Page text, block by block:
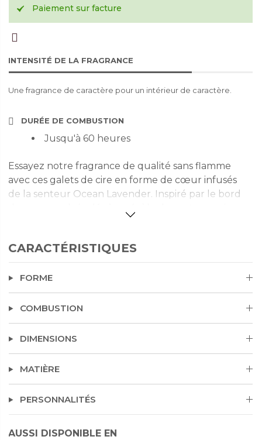
Paiement sur facture
INTENSITÉ DE LA FRAGRANCE
Une fragrance de caractère pour un intérieur de caractère.
DURÉE DE COMBUSTION
Jusqu'à 60 heures
Essayez notre fragrance de qualité sans flamme
avec ces galets de cire en forme de cœur infusés
de la senteur Ocean Lavender. Inspiré par le bord
CARACTÉRISTIQUES
FORME
COMBUSTION
DIMENSIONS
MATIÈRE
PERSONNALITÉS
AUSSI DISPONIBLE EN